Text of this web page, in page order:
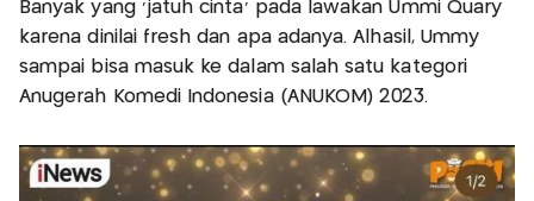
Banyak yang 'jatuh cinta' pada lawakan Ummi Quary
karena dinilai fresh dan apa adanya. Alhasil, Ummy
sampai bisa masuk ke dalam salah satu kategori
Anugerah Komedi Indonesia (ANUKOM) 2023.